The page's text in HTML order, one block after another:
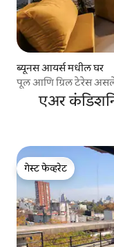
ब्यूनस आयर्स मधील घर
पूल आणि ग्रिल टेरेस
एअर
गेस्ट फेव्हरेट
गेस्ट फेव्हरेट